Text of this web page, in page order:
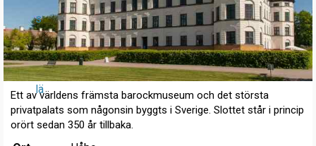
s
lä
Ett av världens främsta barockmuseum och det största
privatpalats som någonsin byggts i Sverige. Slottet står i princip
orört sedan 350 år tillbaka.